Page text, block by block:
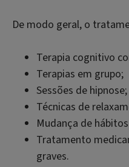
De modo geral, o
Terapia cognitivo
Terapias em grupo;
Sessões de hipnose;
Técnicas de
Mudança de
Tratamento
graves.